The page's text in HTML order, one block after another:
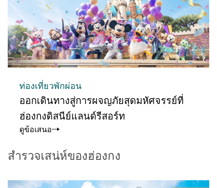
ท่องเที่ยวพักผ่อน
ออกเดินทางสู่การผจญภัยสุดมหัศจรรย์ที่
ฮ่องกงดิสนีย์แลนด์รีสอร์ท
ดูข้อเสนอ
สํารวจเสน่ห์ของฮ่องกง